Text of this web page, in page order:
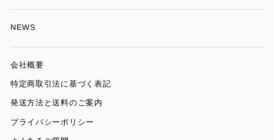
NEWS
会社概要
特定商取引法に基づく表記
発送方法と送料のご案内
プライバシーポリシー